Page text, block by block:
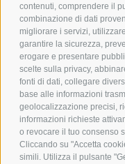
contenuti, comprendere il
combinazione di dati
migliorare i servizi,
garantire la sicurezza,
erogare e presentare
scelte sulla privacy,
fonti di dati, collegare
base alle informazioni
geolocalizzazione precisi,
informazioni richieste
o revocare il tuo consenso
Cliccando su "Accetta
simili. Utilizza il pulsante